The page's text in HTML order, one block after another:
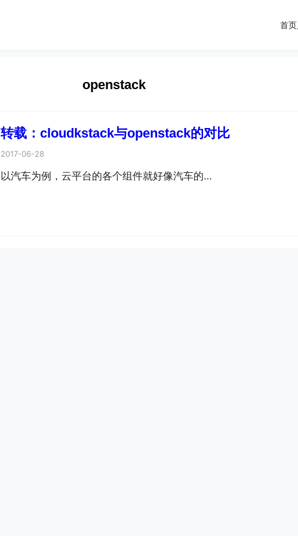
首页
openstack
转载：cloudkstack与openstack的对比
2017-06-28
以汽车为例，云平台的各个组件就好像汽车的…